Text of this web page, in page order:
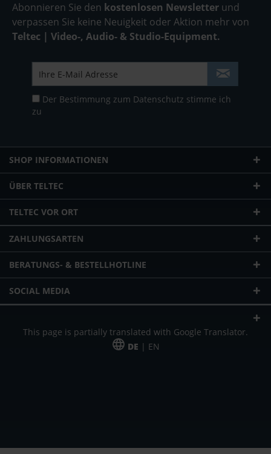
Abonnieren Sie den kostenlosen Newsletter und
verpassen Sie keine Neuigkeit oder Aktion mehr von
Teltec | Video-, Audio- & Studio-Equipment.
Der Bestimmung zum Datenschutz stimme ich
zu
SHOP INFORMATIONEN
ÜBER TELTEC
TELTEC VOR ORT
ZAHLUNGSARTEN
BERATUNGS- & BESTELLHOTLINE
SOCIAL MEDIA
This page is partially translated with Google Translator.
DE | EN